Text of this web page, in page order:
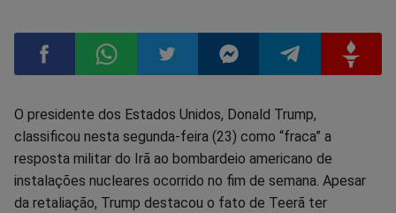
Compartilhar
no
Facebook
Compartilhar
no
Whatsapp
Compartilhar
no
Twitter
Compartilhar
no
Messenger
Compartilhar
no
Telegram
O presidente dos Estados Unidos, Donald Trump,
classificou nesta segunda-feira (23) como “fraca” a
resposta militar do Irã ao bombardeio americano de
instalações nucleares ocorrido no fim de semana. Apesar
da retaliação, Trump destacou o fato de Teerã ter